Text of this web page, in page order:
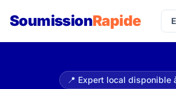
SoumissionRapide
📍 Expert local disponible